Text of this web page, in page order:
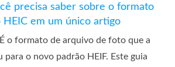
precisa saber sobre o formato
HEIC em um único artigo
o formato de arquivo de foto que a
para o novo padrão HEIF. Este guia